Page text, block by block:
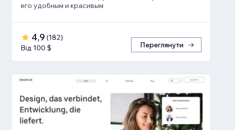
его удобным и красивым
4,9 (182)
Від 100 $
Переглянути